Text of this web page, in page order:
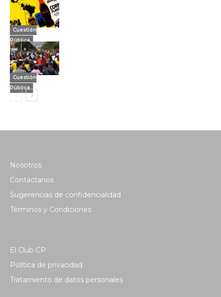
Cuestión
Pública
Cuestión
Pública
Nosotros
Contáctanos
Sugerencias de confidencialidad
Términos y Condiciones
El Club CP
Política de privacidad
Tratamiento de datos personales